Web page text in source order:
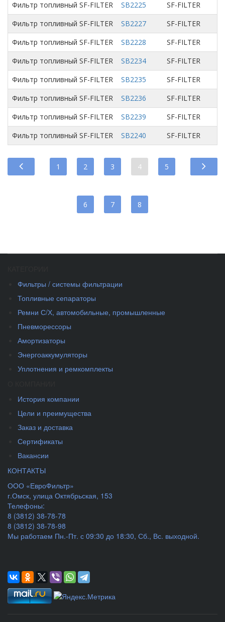
Фильтр топливный SF-FILTER
SB2225
SF-FILTER
Фильтр топливный SF-FILTER
SB2227
SF-FILTER
Фильтр топливный SF-FILTER
SB2228
SF-FILTER
Фильтр топливный SF-FILTER
SB2234
SF-FILTER
Фильтр топливный SF-FILTER
SB2235
SF-FILTER
Фильтр топливный SF-FILTER
SB2236
SF-FILTER
Фильтр топливный SF-FILTER
SB2239
SF-FILTER
Фильтр топливный SF-FILTER
SB2240 SF-FILTER
1 2 3 4 5
6 7 8
Фильтры / системы фильтрации
Топливные сепараторы
Ремни С/Х, автомобильные, промышленные
Пневморессоры
Амортизаторы
Энергоаккумуляторы
Уплотнения и ремкомплекты
История компании
Цели и преимущества
Заказ и доставка
Сертификаты
Вакансии
КОНТАКТЫ
ООО «ЕвроФильтр»
г.Омск, улица Октябрьская, 153
Телефоны:
8 (3812) 38-78-78
8 (3812) 38-78-98
Мы работаем Пн.-Пт. с 09:30 до 18:30, Сб., Вс. выходной.